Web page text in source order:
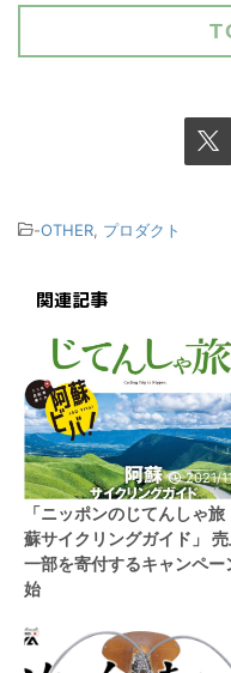
-OTHER, プロダクト
関連記事
2021/
「ニッポンのじてんしゃ
蘇サイクリングガイド」
一部を寄付するキャンペー
始